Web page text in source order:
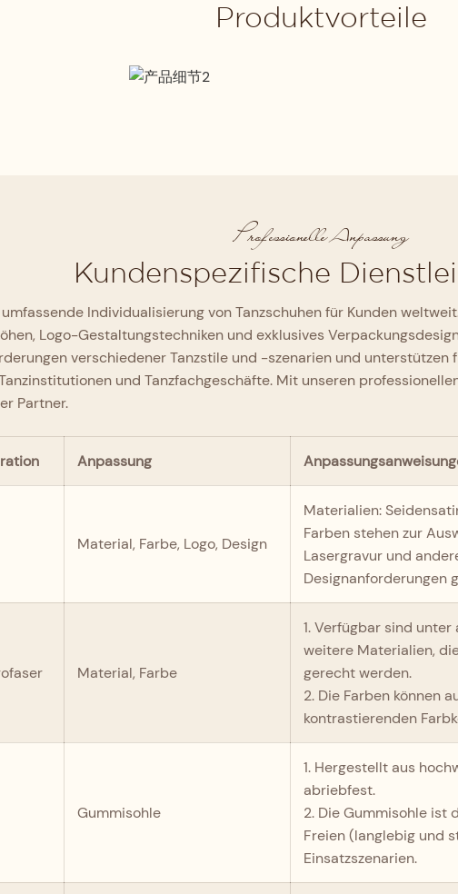
Produktvorteile
Schicht für Schicht geprüft, um
maximalen Komfort und optimale
Unterstützung zu gewährleisten.
unterzogen, wobei ein umfassendes
wird, um den grundlegenden Qualitätsstandard
Professionelle Anpassung
Kundenspezifische
Individualisierung von Tanzschuhen für Kunden
Logo-Gestaltungstechniken und exklusives
verschiedener Tanzstile und -szenarien und unterstützen
und Tanzfachgeschäfte. Mit unseren
Partner.
Anpassung
Material, Farbe, Logo, Design
Materialien:
Farben stehen zur
Lasergravur und
Designanforderungen
Material, Farbe
1. Verfügbar sind
weitere Materialien,
gerecht werden.
2. Die Farben können
kontrastierenden
Gummisohle
1. Hergestellt aus
abriebfest.
2. Die Gummisohle ist
Freien (langlebig und
Einsatzszenarien.